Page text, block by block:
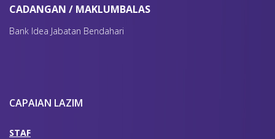
CADANGAN / MAKLUMBALAS
Bank Idea Jabatan Bendahari
CAPAIAN LAZIM
STAF